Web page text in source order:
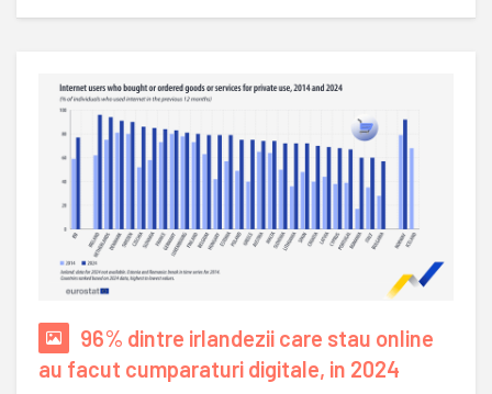
96% dintre irlandezii care stau online
au facut cumparaturi digitale, in 2024